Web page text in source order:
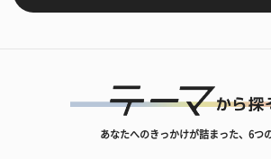
あなたへのきっかけが詰まった、6つ